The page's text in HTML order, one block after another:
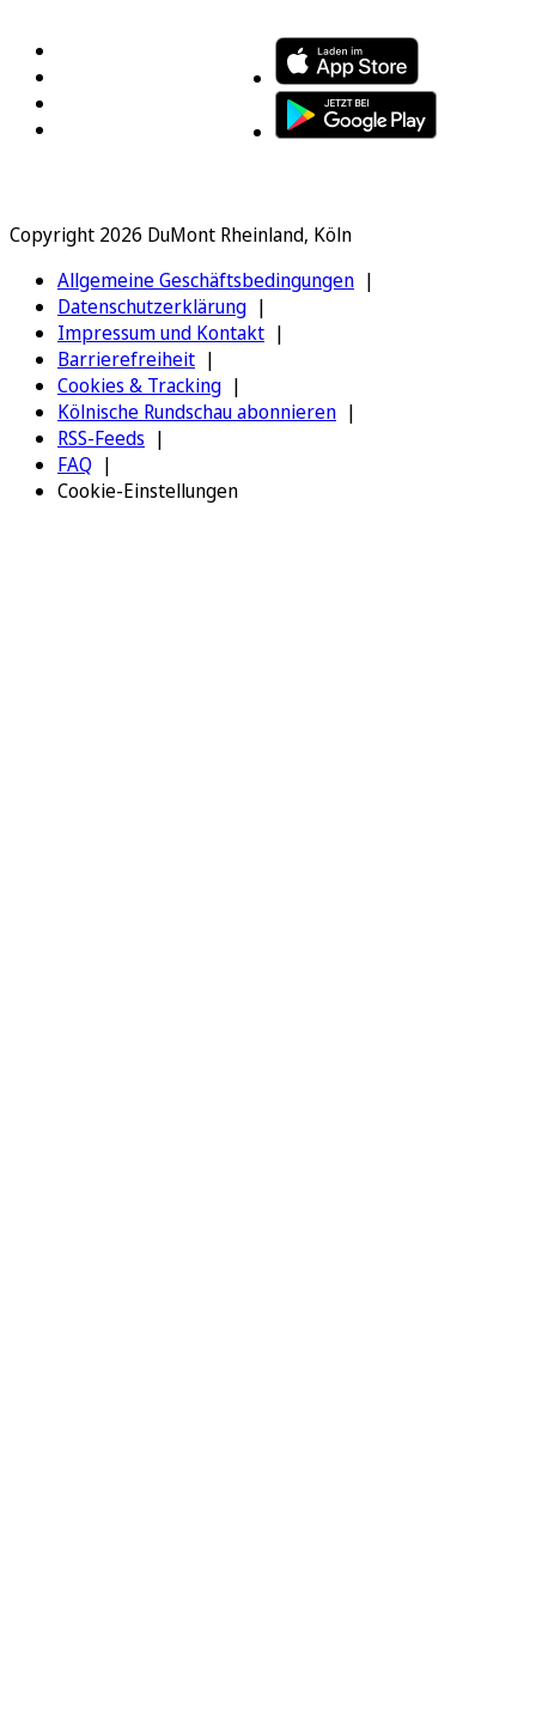
Copyright 2026 DuMont Rheinland, Köln
Allgemeine Geschäftsbedingungen
Datenschutzerklärung
Impressum und Kontakt
Barrierefreiheit
Cookies & Tracking
Kölnische Rundschau abonnieren
RSS-Feeds
FAQ
Cookie-Einstellungen